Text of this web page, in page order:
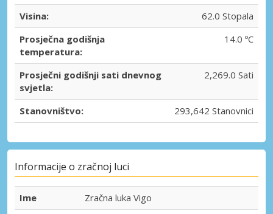
Visina:
62.0 Stopala
Prosječna godišnja
temperatura:
14.0 ºC
Prosječni godišnji sati dnevnog
svjetla:
2,269.0 Sati
Stanovništvo: 293,642 Stanovnici
Informacije o zračnoj luci
Ime
Zračna luka Vigo